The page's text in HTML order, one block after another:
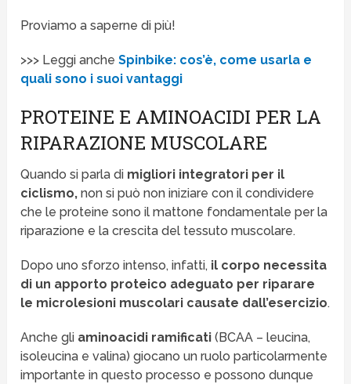
Proviamo a saperne di più!
>>> Leggi ancheSpinbike: cos’è, come usarla e
quali sono i suoi vantaggi
PROTEINE E AMINOACIDI PER LA
RIPARAZIONE MUSCOLARE
Quando si parla di migliori integratori per il
ciclismo,non si può non iniziare con il condividere
che le proteine sono il mattone fondamentale per la
riparazione e la crescita del tessuto muscolare.
Dopo uno sforzo intenso, infatti, il corpo necessita
di un apporto proteico adeguato per riparare
le microlesioni muscolari causate dall’esercizio.
Anche gli aminoacidi ramificati (BCAA – leucina,
isoleucina e valina) giocano un ruolo particolarmente
importante in questo processo e possono dunque